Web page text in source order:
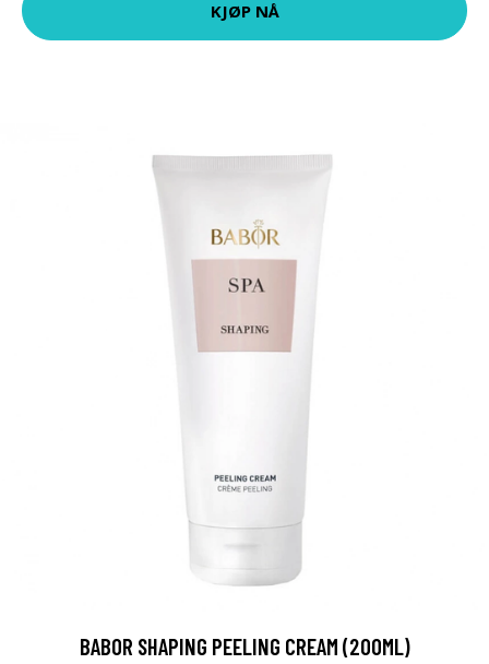
KJØP NÅ
BABOR SHAPING PEELING CREAM (200ML)